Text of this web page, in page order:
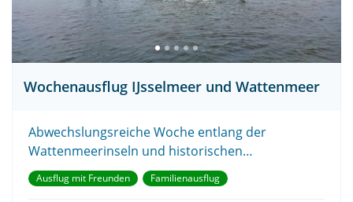
Wochenausflug IJsselmeer und Wattenmeer
Abwechslungsreiche Woche entlang der
Wattenmeerinseln und historischen
Hafenstädten.
Ausflug mit Freunden Familienausflug